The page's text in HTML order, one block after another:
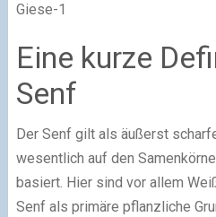
Giese-1
Eine kurze
Senf
Der Senf gilt als äußerst
wesentlich auf den
basiert. Hier sind vor allem
Senf als primäre pflanzliche